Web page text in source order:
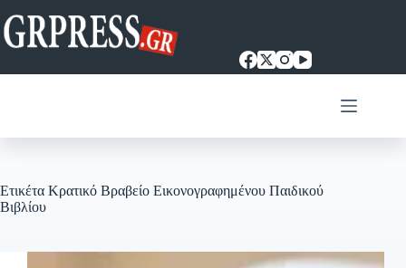
στο
περιεχόμενο
Ετικέτα Κρατικό Βραβείο Εικονογραφημένου Παιδικού
Βιβλίου